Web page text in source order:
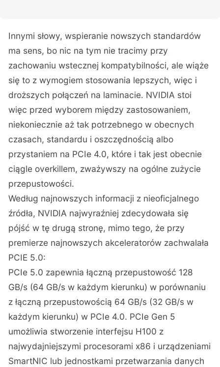
Innymi słowy, wspieranie nowszych standardów
ma sens, bo nic na tym nie tracimy przy
zachowaniu wstecznej kompatybilności, ale wiąże
się to z wymogiem stosowania lepszych, więc i
droższych połączeń na laminacie. NVIDIA stoi
więc przed wyborem między zastosowaniem,
niekoniecznie aż tak potrzebnego w obecnych
czasach, standardu i oszczędnością albo
przystaniem na PCIe 4.0, które i tak jest obecnie
ciągle overkillem, zważywszy na ogólne zużycie
przepustowości.
Według najnowszych informacji z nieoficjalnego
źródła, NVIDIA najwyraźniej zdecydowała się
pójść w tę drugą stronę, mimo tego, że przy
premierze najnowszych akceleratorów zachwalała
PCIE 5.0:
PCIe 5.0 zapewnia łączną przepustowość 128
GB/s (64 GB/s w każdym kierunku) w porównaniu
z łączną przepustowością 64 GB/s (32 GB/s w
każdym kierunku) w PCIe 4.0. PCIe Gen 5
umożliwia stworzenie interfejsu H100 z
najwydajniejszymi procesorami x86 i urządzeniami
SmartNIC lub jednostkami przetwarzania danych